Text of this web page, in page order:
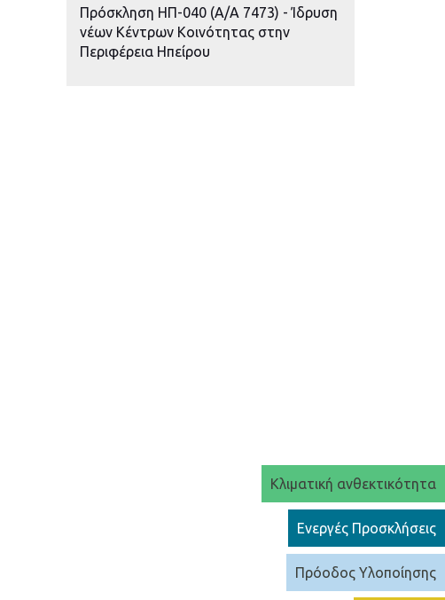
Κλιματική ανθεκτικότητα
Ενεργές Προσκλήσεις
Πρόοδος Υλοποίησης
Πρόσκληση ΗΠ-040 (Α/Α 7473) - Ίδρυση
νέων Κέντρων Κοινότητας στην
Περιφέρεια Ηπείρου